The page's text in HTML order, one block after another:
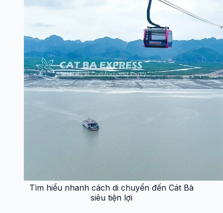
Tìm hiểu nhanh cách di chuyển đến Cát Bà
siêu tiện lợi